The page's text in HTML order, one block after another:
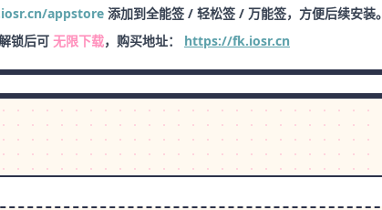
appstore 添加到全能签 / 轻松签 / 万能签，方便后续安装。
锁后可 无限下载，购买地址： https://fk.iosr.cn